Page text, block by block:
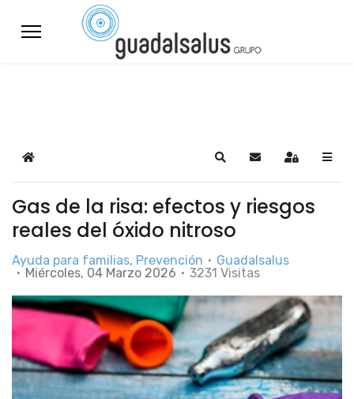
Home SearchSuscribirse a las
Sign In
Gas de la risa: efectos y riesgos
reales del óxido nitroso
Ayuda para familias Prevención
Guadalsalus
Miércoles, 04 Marzo 2026
3231 Visitas